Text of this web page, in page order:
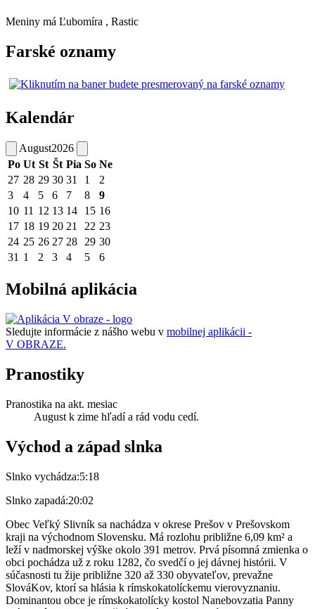
Meniny má Ľubomíra , Rastic
Farské oznamy
Kalendár
August2026
Po Ut St Št Pia So Ne
27 28 29 30 31 1
2
3
4 5 6 7 8
9
10 11 12 13 14 15 16
17 18 19 20 21 22 23
24 25 26 27 28 29 30
31 1 2 3 4 5 6
Mobilná aplikácia
Sledujte informácie z nášho webu v mobilnej aplikácii -
V OBRAZE.
Pranostiky
Pranostika na akt. mesiac
August k zime hľadí a rád vodu cedí.
Východ a západ slnka
Slnko vychádza:5:18
Slnko zapadá:20:02
Obec Veľký Slivník sa nachádza v okrese Prešov v Prešovskom
kraji na východnom Slovensku. Má rozlohu približne 6,09 km² a
leží v nadmorskej výške okolo 391 metrov. Prvá písomná zmienka o
obci pochádza už z roku 1282, čo svedčí o jej dávnej histórii. V
súčasnosti tu žije približne 320 až 330 obyvateľov, prevažne
SlováKov, ktorí sa hlásia k rímskokatolíckemu vierovyznaniu.
Dominantou obce je rímskokatolícky kostol Nanebovzatia Panny